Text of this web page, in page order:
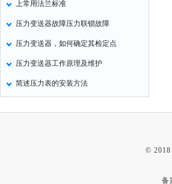
上常用法兰标准
压力变送器故障压力联锁故障
压力变送器，如何确定其检定点
压力变送器工作原理及维护
简述压力表的安装方法
© 2018
备